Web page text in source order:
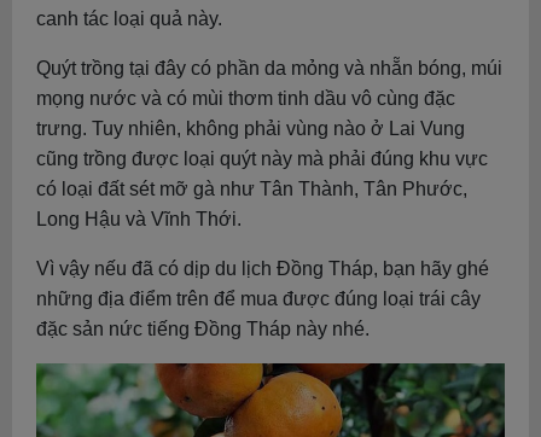
canh tác loại quả này.
Quýt trồng tại đây có phần da mỏng và nhẵn bóng, múi
mọng nước và có mùi thơm tinh dầu vô cùng đặc
trưng. Tuy nhiên, không phải vùng nào ở Lai Vung
cũng trồng được loại quýt này mà phải đúng khu vực
có loại đất sét mỡ gà như Tân Thành, Tân Phước,
Long Hậu và Vĩnh Thới.
Vì vậy nếu đã có dịp du lịch Đồng Tháp, bạn hãy ghé
những địa điểm trên để mua được đúng loại trái cây
đặc sản nức tiếng Đồng Tháp này nhé.